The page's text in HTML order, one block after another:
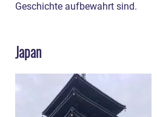
Geschichte aufbewahrt sind.
Japan